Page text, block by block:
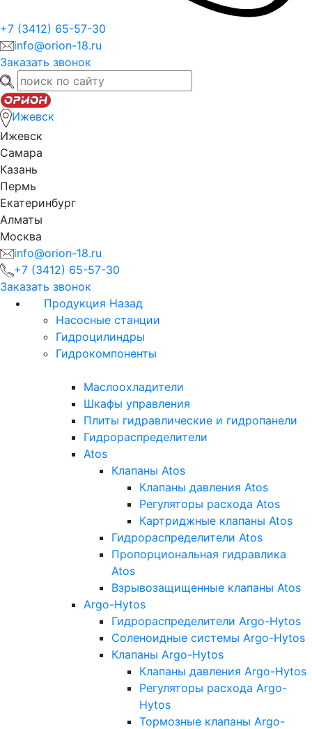
+7 (3412) 65-57-30
info@orion-18.ru
Заказать звонок
Ижевск
Ижевск
Самара
Казань
Пермь
Екатеринбург
Алматы
Москва
info@orion-18.ru
+7 (3412) 65-57-30
Заказать звонок
Продукция Назад
Насосные станции
Гидроцилиндры
Гидрокомпоненты
Маслоохладители
Шкафы управления
Плиты гидравлические и гидропанели
Гидрораспределители
Atos
Клапаны Atos
Клапаны давления Atos
Регуляторы расхода Atos
Картриджные клапаны Atos
Гидрораспределители Atos
Пропорциональная гидравлика
Atos
Взрывозащищенные клапаны Atos
Argo-Hytos
Гидрораспределители Argo-Hytos
Соленоидные системы Argo-Hytos
Клапаны Argo-Hytos
Клапаны давления Argo-Hytos
Регуляторы расхода Argo-
Hytos
Тормозные клапаны Argo-